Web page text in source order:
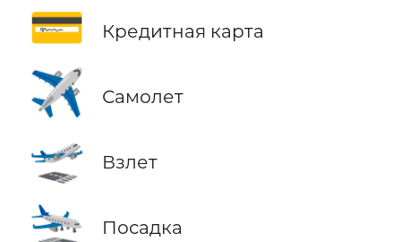
💳 Кредитная карта
✈️ Самолет
🛫 Взлет
🛬 Посадка